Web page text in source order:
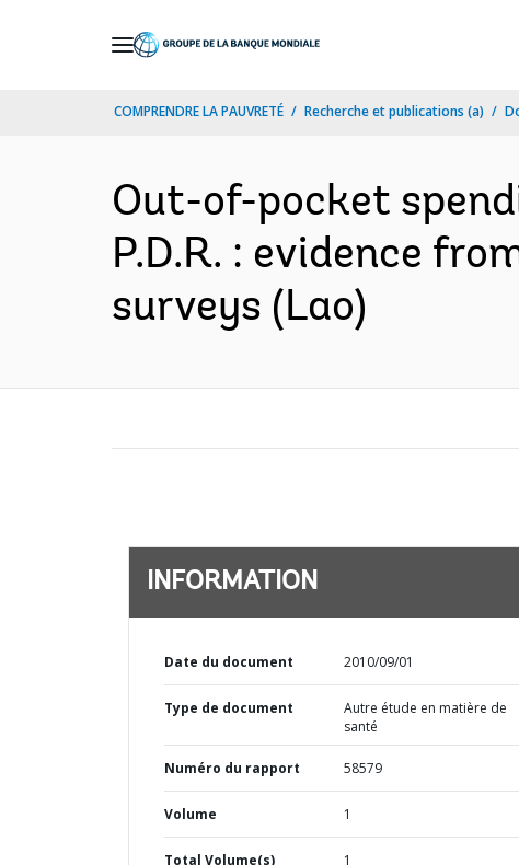
COMPRENDRE LA PAUVRETÉ Recherche et publications (a)
Out-of-pocket
P.D.R. : evidence
surveys (Lao)
INFORMATION
Date du document 2010/09/01
Type de document
Autre étude en matière de
santé
Numéro du rapport 58579
Volume 1
Total Volume(s) 1